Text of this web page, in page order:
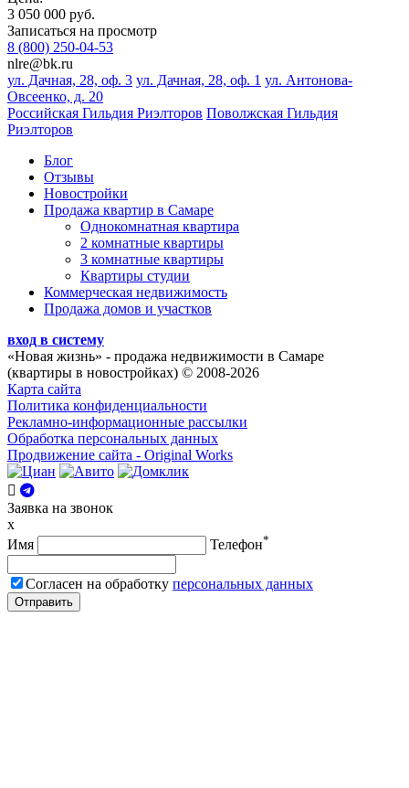
3 050 000 руб.
Записаться на просмотр
8 (800) 250-04-53
nlre@bk.ru
ул. Дачная, 28, оф. 3 ул. Дачная, 28, оф. 1 ул. Антонова-
Овсеенко, д. 20
Российская Гильдия Риэлторов Поволжская Гильдия
Риэлторов
Блог
Отзывы
Новостройки
Продажа квартир в Самаре
Однокомнатная квартира
2 комнатные квартиры
3 комнатные квартиры
Квартиры студии
Коммерческая недвижимость
Продажа домов и участков
вход в систему
«Новая жизнь» - продажа недвижимости в Самаре
(квартиры в новостройках) © 2008-2026
Карта сайта
Политика конфиденциальности
Рекламно-информационные рассылки
Обработка персональных данных
Продвижение сайта - Original Works
Заявка на звонок
x
Имя
Телефон*
Согласен на обработку персональных данных